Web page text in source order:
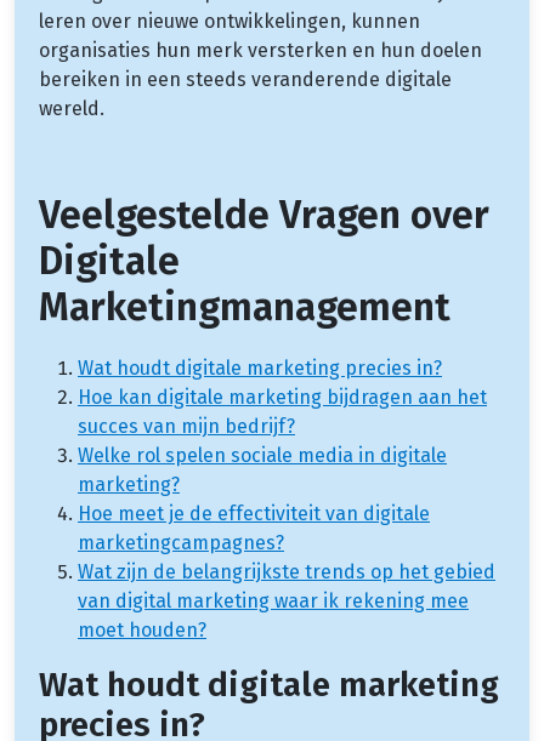
leren over nieuwe ontwikkelingen, kunnen
organisaties hun merk versterken en hun doelen
bereiken in een steeds veranderende digitale
wereld.
Veelgestelde Vragen over
Digitale
Marketingmanagement
Wat houdt digitale marketing precies in?
Hoe kan digitale marketing bijdragen aan het
succes van mijn bedrijf?
Welke rol spelen sociale media in digitale
marketing?
Hoe meet je de effectiviteit van digitale
marketingcampagnes?
Wat zijn de belangrijkste trends op het gebied
van digital marketing waar ik rekening mee
moet houden?
Wat houdt digitale marketing
precies in?